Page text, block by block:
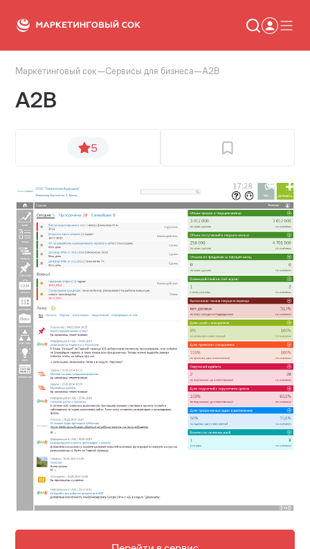
Маркетинговый сок—Сервисы для бизнеса—A2B
A2B
5